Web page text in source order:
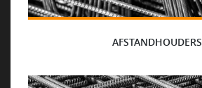
AFSTANDHOUDERS